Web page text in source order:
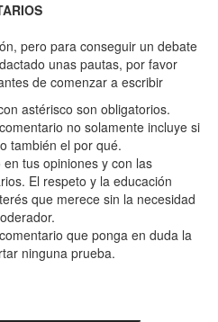
pero para conseguir un debate
unas pautas, por favor
de comenzar a escribir
astérisco son obligatorios.
no solamente incluye si
también el por qué.
tus opiniones y con las
El respeto y la educación
que merece sin la necesidad
que ponga en duda la
ninguna prueba.